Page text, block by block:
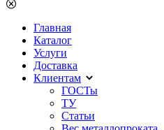
Главная
Каталог
Услуги
Доставка
Клиентам
ГОСТы
ТУ
Статьи